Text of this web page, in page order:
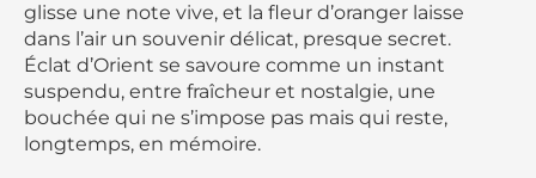
glisse une note vive, et la fleur d’oranger laisse
dans l’air un souvenir délicat, presque secret.
Éclat d’Orient se savoure comme un instant
suspendu, entre fraîcheur et nostalgie, une
bouchée qui ne s’impose pas mais qui reste,
longtemps, en mémoire.